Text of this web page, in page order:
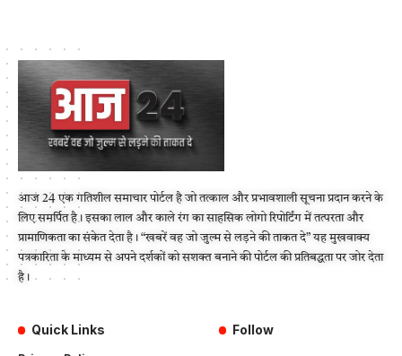
आज 24 एक गतिशील समाचार पोर्टल है जो तत्काल और प्रभावशाली सूचना प्रदान करने के
लिए समर्पित है। इसका लाल और काले रंग का साहसिक लोगो रिपोर्टिंग में तत्परता और
प्रामाणिकता का संकेत देता है। “खबरें वह जो जुल्म से लड़ने की ताकत दे” यह मुखवाक्य
पत्रकारिता के माध्यम से अपने दर्शकों को सशक्त बनाने की पोर्टल की प्रतिबद्धता पर जोर देता
है।
Quick Links Follow